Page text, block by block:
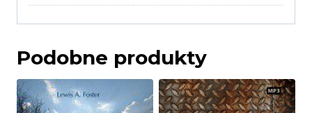
Podobne produkty